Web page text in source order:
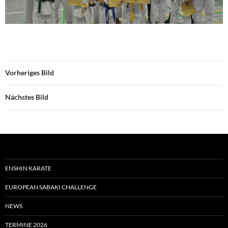
Vorheriges Bild
Nächstes Bild
ENSHIN KARATE
EUROPEAN SABAKI CHALLENGE
NEWS
TERMINE 2026